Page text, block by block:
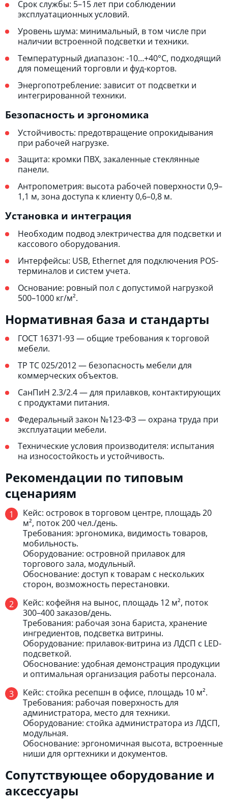
Срок службы: 5–15 лет при соблюдении
эксплуатационных условий.
Уровень шума: минимальный, в том числе при
наличии встроенной подсветки и техники.
Температурный диапазон: -10…+40°C, подходящий
для помещений торговли и фуд-кортов.
Энергопотребление: зависит от подсветки и
интегрированной техники.
Безопасность и эргономика
Устойчивость: предотвращение опрокидывания
при рабочей нагрузке.
Защита: кромки ПВХ, закаленные стеклянные
панели.
Антропометрия: высота рабочей поверхности 0,9–
1,1 м, зона доступа к клиенту 0,6–0,8 м.
Установка и интеграция
Необходим подвод электричества для подсветки и
кассового оборудования.
Интерфейсы: USB, Ethernet для подключения POS-
терминалов и систем учета.
Основание: ровный пол с допустимой нагрузкой
500–1000 кг/м².
Нормативная база и стандарты
ГОСТ 16371-93 — общие требования к торговой
мебели.
ТР ТС 025/2012 — безопасность мебели для
коммерческих объектов.
СанПиН 2.3/2.4 — для прилавков, контактирующих
с продуктами питания.
Федеральный закон №123-ФЗ — охрана труда при
эксплуатации мебели.
Технические условия производителя: испытания
на износостойкость и устойчивость.
Рекомендации по типовым
сценариям
Кейс: островок в торговом центре, площадь 20
м², поток 200 чел./день.
Требования: эргономика, видимость товаров,
мобильность.
Оборудование: островной прилавок для
торгового зала, модульный.
Обоснование: доступ к товарам с нескольких
сторон, возможность перестановки.
Кейс: кофейня на вынос, площадь 12 м², поток
300–400 заказов/день.
Требования: рабочая зона бариста, хранение
ингредиентов, подсветка витрины.
Оборудование: прилавок-витрина из ЛДСП с LED-
подсветкой.
Обоснование: удобная демонстрация продукции
и оптимальная организация работы персонала.
Кейс: стойка ресепшн в офисе, площадь 10 м².
Требования: рабочая поверхность для
администратора, место для техники.
Оборудование: стойка администратора из ЛДСП,
модульная.
Обоснование: эргономичная высота, встроенные
ниши для оргтехники и документов.
Сопутствующее оборудование и
аксессуары